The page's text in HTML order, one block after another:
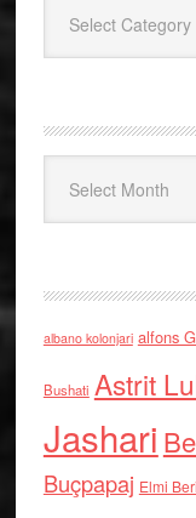
albano kolonjari alfons
Bushati Astrit
Jashari
Buçpapaj Elmi